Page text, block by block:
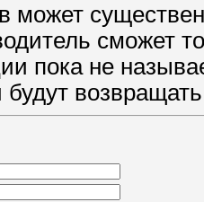
может
сможет
пока не